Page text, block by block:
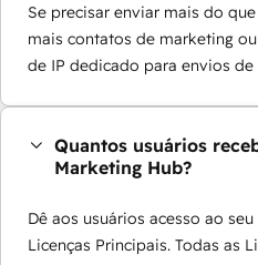
Se precisar enviar mais do
mais contatos de marketing
de IP dedicado para envios
Quantos usuários
Marketing Hub?
Dê aos usuários acesso ao
Licenças Principais. Todas as